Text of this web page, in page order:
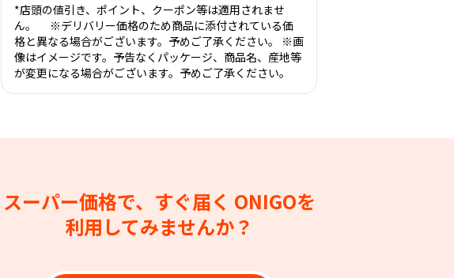
*店頭の値引き、ポイント、クーポン等は適用されませ
ん。 ※デリバリー価格のため商品に添付されている価
格と異なる場合がございます。予めご了承ください。 ※画
像はイメージです。予告なくパッケージ、商品名、産地等
が変更になる場合がございます。予めご了承ください。
スーパー価格で、すぐ届く ONIGOを
利用してみませんか？